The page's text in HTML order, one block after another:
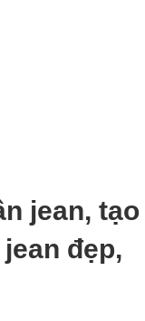
jean, tạo
đẹp,